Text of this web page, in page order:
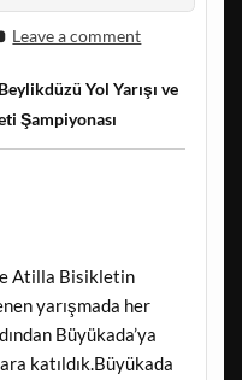
Leave a comment
Yol Yarışı ve
Şampiyonası
Atilla Bisikletin
yarışmada her
Büyükada’ya
katıldık.Büyükada